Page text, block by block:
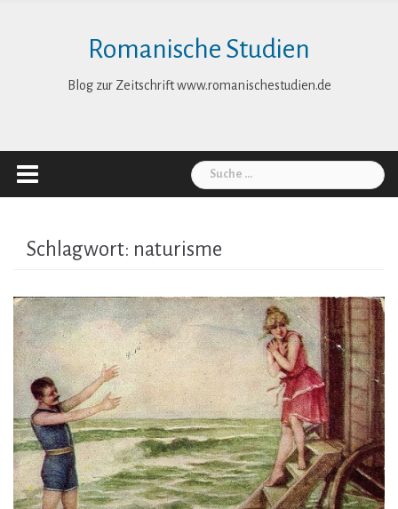
Romanische Studien
Blog zur Zeitschrift www.romanischestudien.de
Suche
nach:
Schlagwort: naturisme